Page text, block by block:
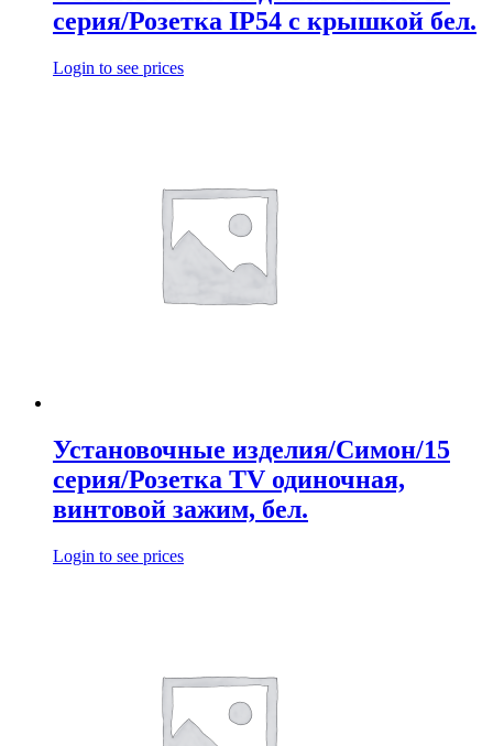
серия/Розетка IP54 с крышкой бел.
Login to see prices
Установочные изделия/Симон/15
серия/Розетка TV одиночная,
винтовой зажим, бел.
Login to see prices